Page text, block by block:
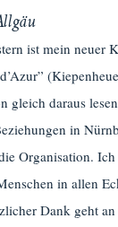
ist mein neuer
gleich daraus
in
Organisation.
in allen
Dank geht